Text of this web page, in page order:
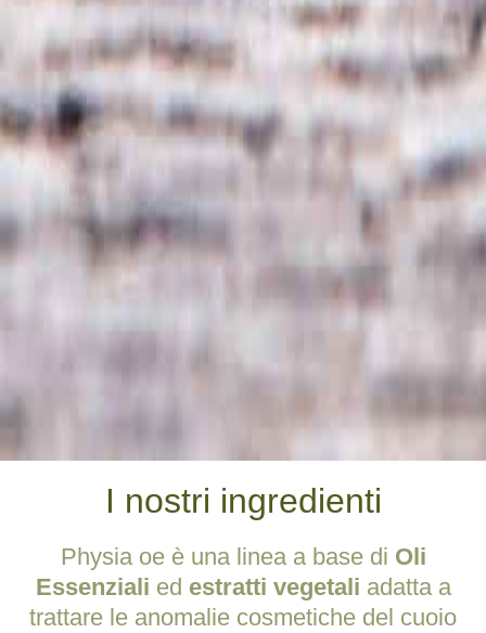
I nostri ingredienti
Physia oe è una linea a base di Oli
Essenziali ed estratti vegetali adatta a
trattare le anomalie cosmetiche del cuoio